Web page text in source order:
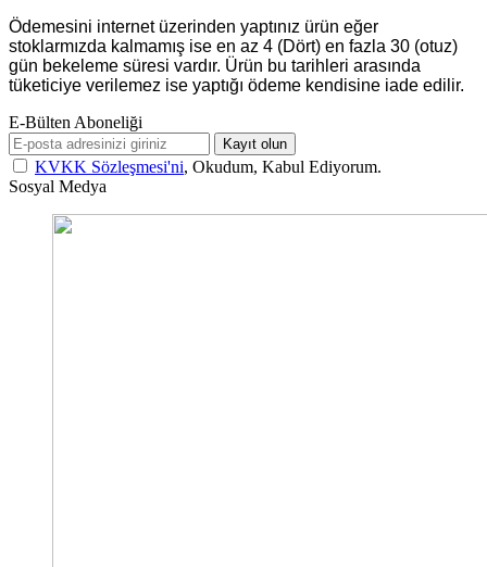
Ödemesini internet üzerinden yaptınız ürün eğer
stoklarmızda kalmamış ise en az 4 (Dört) en fazla 30 (otuz)
gün bekeleme süresi vardır. Ürün bu tarihleri arasında
tüketiciye verilemez ise yaptığı ödeme kendisine iade edilir.
E-Bülten Aboneliği
Kayıt olun
KVKK Sözleşmesi'ni, Okudum, Kabul Ediyorum.
Sosyal Medya